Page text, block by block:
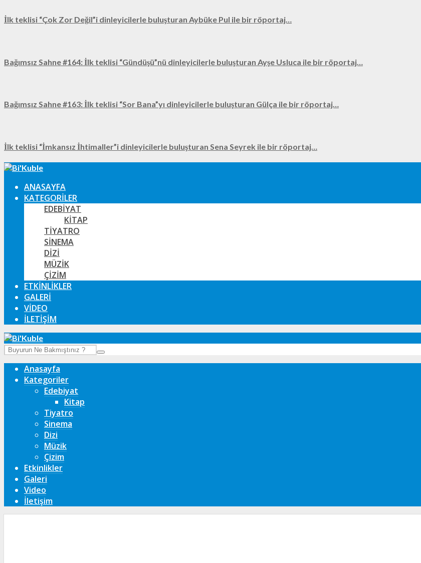
İlk teklisi “Çok Zor Değil”i dinleyicilerle buluşturan Aybüke Pul ile bir röportaj…
Bağımsız Sahne #164: İlk teklisi “Gündüşü”nü dinleyicilerle buluşturan Ayşe Usluca ile bir röportaj…
Bağımsız Sahne #163: İlk teklisi “Sor Bana”yı dinleyicilerle buluşturan Gülça ile bir röportaj…
İlk teklisi “İmkansız İhtimaller”i dinleyicilerle buluşturan Sena Seyrek ile bir röportaj…
ANASAYFA
KATEGORILER
EDEBIYAT
KITAP
TIYATRO
SINEMA
DIZI
MÜZIK
ÇIZIM
ETKINLIKLER
GALERI
VIDEO
İLETIŞIM
Anasayfa
Kategoriler
Edebiyat
Kitap
Tiyatro
Sinema
Dizi
Müzik
Çizim
Etkinlikler
Galeri
Video
İletişim